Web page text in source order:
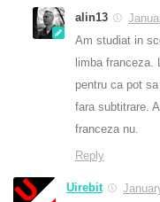
alin13
Am studiat in
limba franceza.
pentru ca pot
fara subtitrare.
franceza nu.
Reply
Uirebit